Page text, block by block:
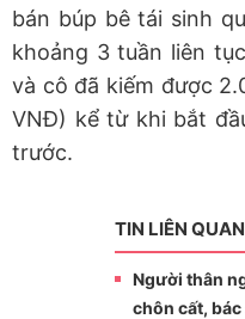
bán búp bê tái sinh
khoảng 3 tuần liên
và cô đã kiếm được
VNĐ) kể từ khi bắt
trước.
TIN LIÊN QUAN
Người thân
chôn cất,